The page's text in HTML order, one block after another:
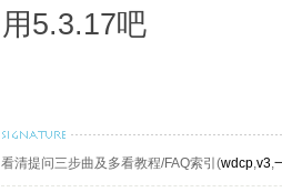
用5.3.17吧
看清提问三步曲及多看教程/FAQ索引(wdcp,v3,